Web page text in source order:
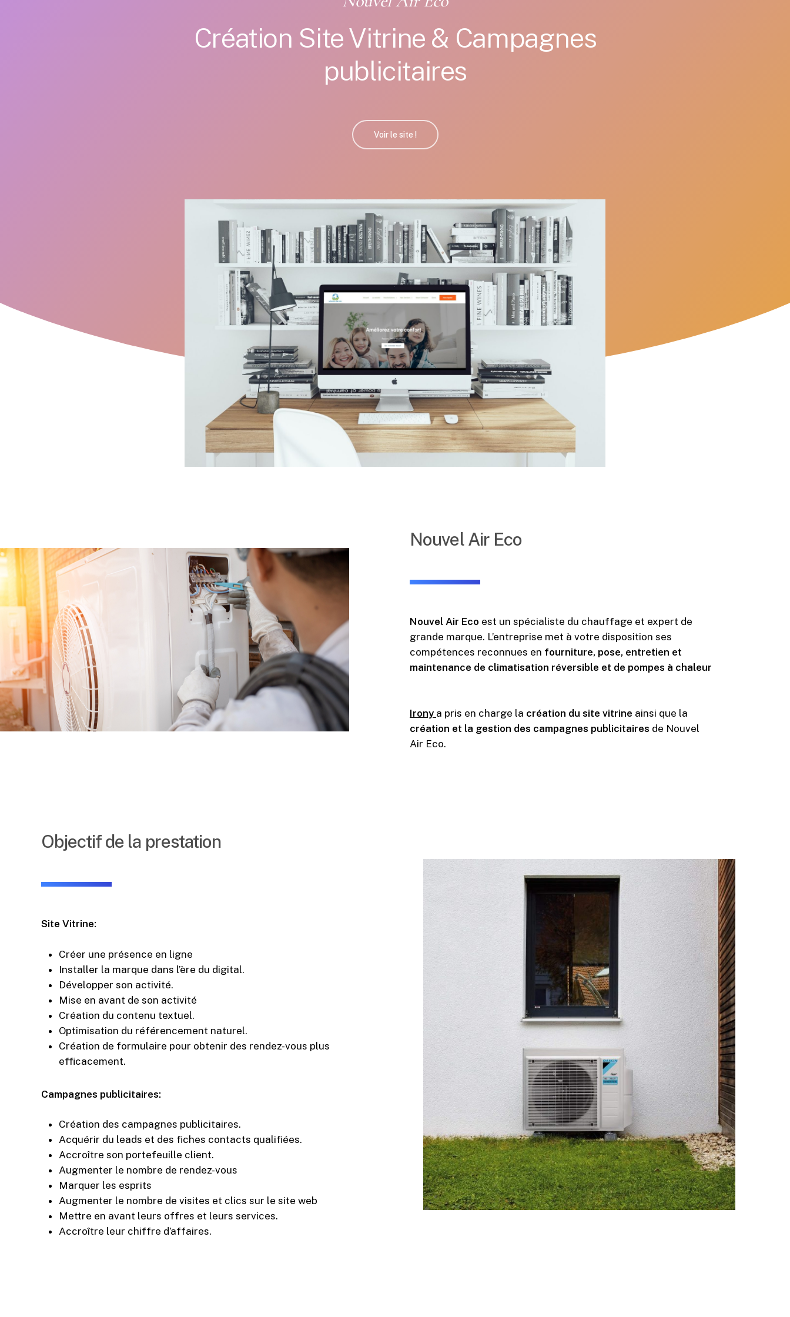
Création Site Vitrine & Campagnes
publicitaires
Voir le site !
Nouvel Air Eco
Nouvel Air Eco est un spécialiste du chauffage et expert de
grande marque. L’entreprise met à votre disposition ses
compétences reconnues en fourniture, pose, entretien et
maintenance de climatisation réversible et de pompes à chaleur
Irony a pris en charge la création du site vitrine ainsi que la
création et la gestion des campagnes publicitaires de Nouvel
Air Eco.
Objectif de la prestation
Site Vitrine:
Créer une présence en ligne
Installer la marque dans l’ère du digital.
Développer son activité.
Mise en avant de son activité
Création du contenu textuel.
Optimisation du référencement naturel.
Création de formulaire pour obtenir des rendez-vous plus
efficacement.
Campagnes publicitaires:
Création des campagnes publicitaires.
Acquérir du leads et des fiches contacts qualifiées.
Accroître son portefeuille client.
Augmenter le nombre de rendez-vous
Marquer les esprits
Augmenter le nombre de visites et clics sur le site web
Mettre en avant leurs offres et leurs services.
Accroître leur chiffre d’affaires.